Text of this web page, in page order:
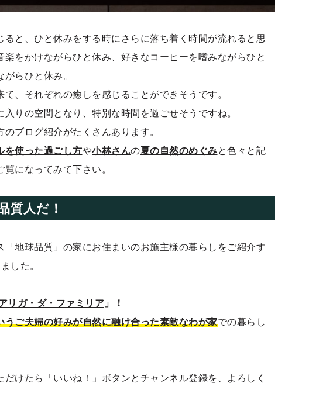
ると、ひと休みをする時にさらに落ち着く時間が流れると思
楽をかけながらひと休み、好きなコーヒーを嗜みながらひと
らひと休み。
、それぞれの癒しを感じることができそうです。
りの空間となり、特別な時間を過ごせそうですね。
ブログ紹介がたくさんあります。
を使った過ごし方や小林さんの夏の自然のめぐみと色々と記
になってみて下さい。
質人だ！
「地球品質」の家にお住まいのお施主様の暮らしをご紹介す
した。
リガ・ダ・ファミリア 」！
うご夫婦の好みが自然に融け合った素敵なわが家での暮らし
だけたら「いいね！」ボタンとチャンネル登録を、よろしく